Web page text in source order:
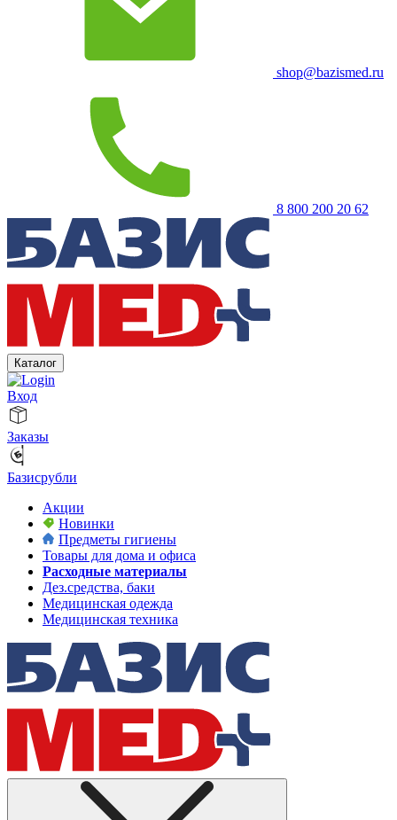
shop@bazismed.ru
8 800 200 20 62
Каталог
Вход
Заказы
Базисрубли
Акции
Новинки
Предметы гигиены
Товары для дома и офиса
Расходные материалы
Дез.средства, баки
Медицинская одежда
Медицинская техника